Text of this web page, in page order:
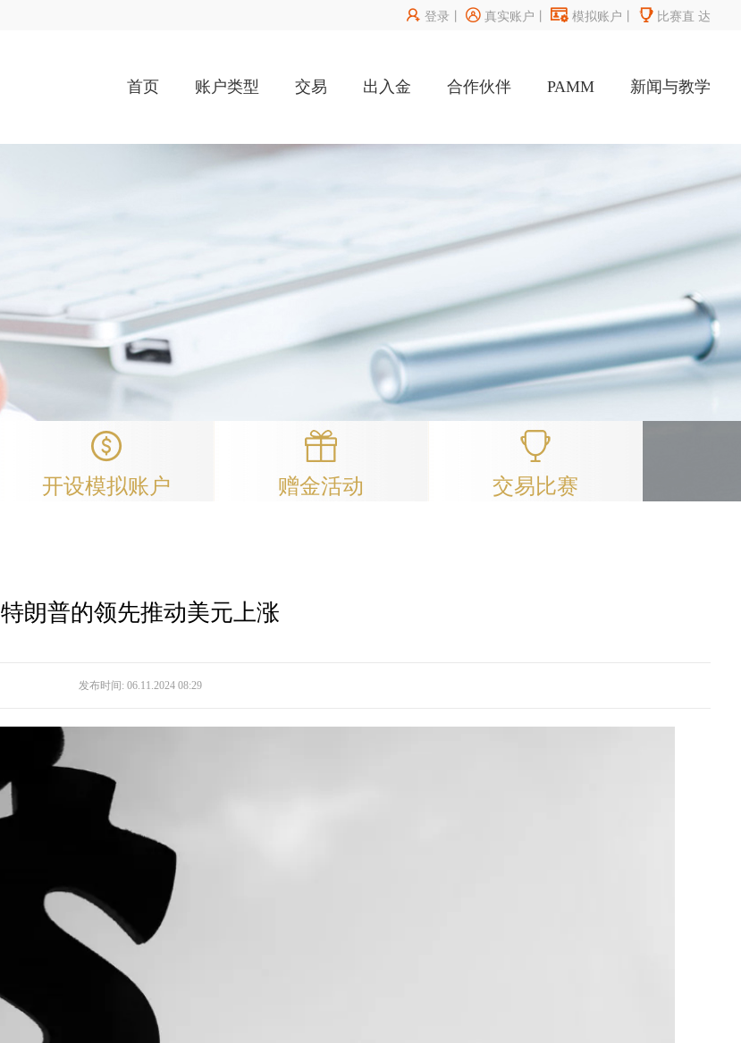
 登录 丨 真实账户  模拟账户  比赛直 达
首页 账户类型 交易 出入金 合作伙伴 PAMM 新闻与教学
开设模拟账户 赠金活动 交易比赛
特朗普的领先推动美元上涨
发布时间: 06.11.2024 08:29